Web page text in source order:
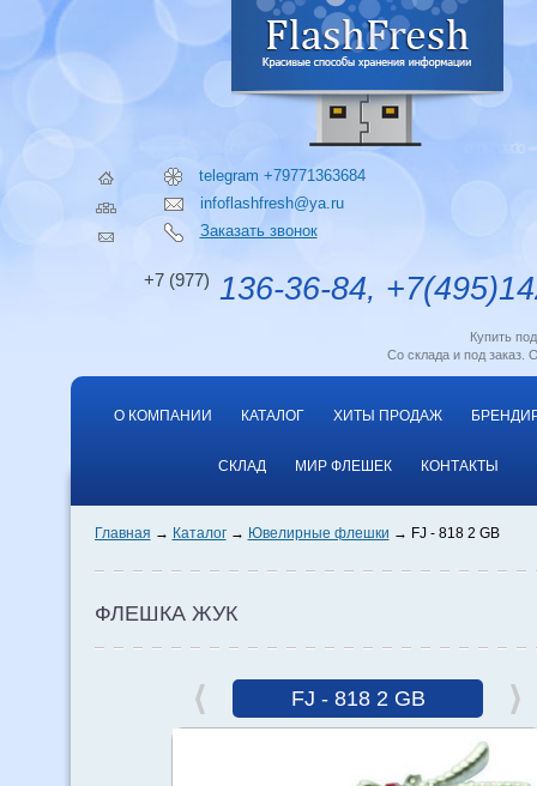
telegram +79771363684
infoflashfresh@ya.ru
Заказать звонок
+7 (977) 136-36-84,
Купить
Со склада и под заказ.
О КОМПАНИИ КАТАЛОГ ХИТЫ ПРОДАЖ
СКЛАД МИР ФЛЕШЕК КОНТАКТЫ
Главная Каталог Ювелирные флешки FJ - 818 2 GB
ФЛЕШКА ЖУК
FJ - 818 2 GB